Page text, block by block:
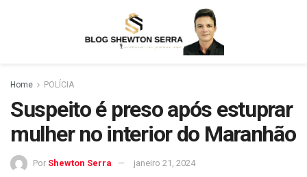
Home POLÍCIA
Suspeito é preso após estuprar
mulher no interior do Maranhão
Por Shewton Serra janeiro 21, 2024